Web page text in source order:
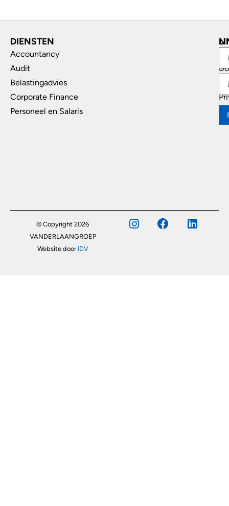
DIENSTEN
Accountancy
Audit
Belastingadvies
Corporate Finance
Personeel en Salaris
© Copyright 2026
VANDERLAANGROEP
Website door IDV